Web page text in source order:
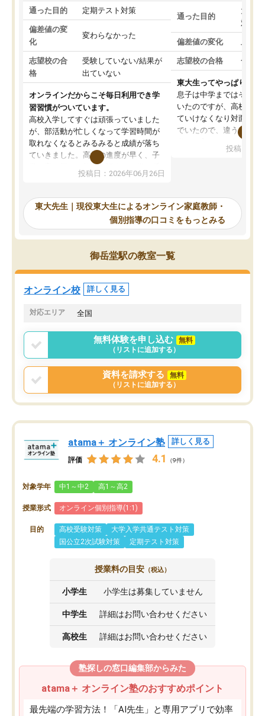
通った目的 定期テスト対策
偏差値の変
化
変わらなかった
志望校の合
格
受験していない/結果が
出ていない
オンラインだからこそ毎日利用でき学
習習慣がついています。
高校入学してすぐは頑張っていました
が、部活動が忙しくなって学習時間が
取れなくなるとみるみると成績が落ち
ていきました。高校の進度が早く、子
供も家に帰って勉強の話すると嫌な反
応を示します。東大先生にお願いして
れるので、親としても安心です。毎日
使える自習室とかもあり、わからない
ところがあれば先生が回答してくれる
のも重宝しています。
投稿日：2026年06月26日
通った目的
大学
対策
偏差値の変化 上が
志望校の合格 合格
東大生ってやっぱりすご
息子は中学まではそこそ
いたのですが、高校に入
ていけなくなり対面の塾
でいたので、違うアプロ
で、当初は模試でD判定
自習室が毎日使えていつ
るのが心強かったよう
謝です。
投稿日：
東大先生｜現役東大生によるオンライン家庭教師・
個別指導の口コミをもっとみる
御岳堂駅の教室一覧
オンライン校 詳しく見る
対応エリア 全国
無料体験を申し込む
無料
（リストに追加する）
資料を請求する
無料
（リストに追加する）
atama＋ オンライン塾 詳しく見る
評価 4.1 （9件）
対象学年 中1～中2 高1～高2
授業形式 オンライン個別指導(1:1)
目的 高校受験対策
大学入学共通テスト対策
国公立2次試験対策
定期テスト対策
授業料の目安 （税込）
小学生 小学生は募集していません
中学生 詳細はお問い合わせください
高校生 詳細はお問い合わせください
塾探しの窓口編集部からみた
atama＋ オンライン塾のおすすめポイント
最先端の学習方法！「AI先生」と専用アプリで効率